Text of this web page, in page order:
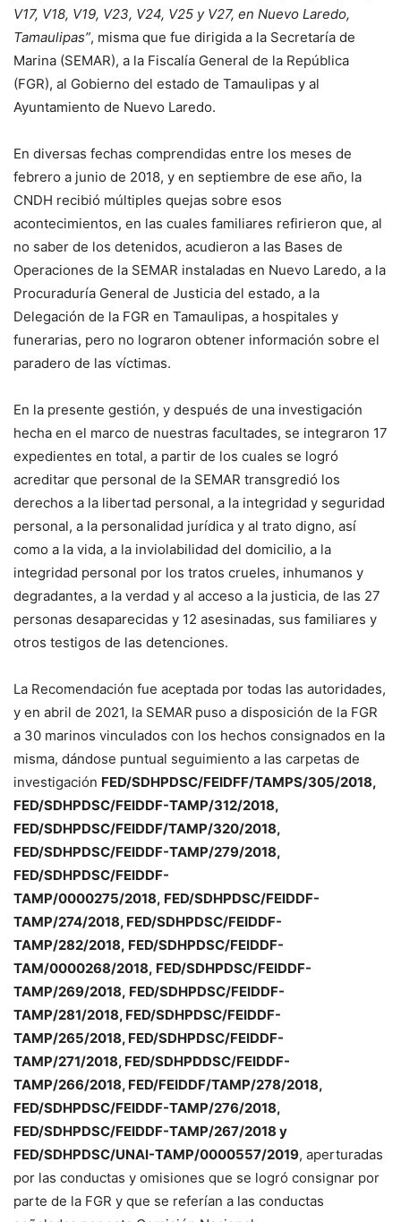
V17, V18, V19, V23, V24, V25 y V27, en Nuevo Laredo,
Tamaulipas”, misma que fue dirigida a la Secretaría de
Marina (SEMAR), a la Fiscalía General de la República
(FGR), al Gobierno del estado de Tamaulipas y al
Ayuntamiento de Nuevo Laredo.
En diversas fechas comprendidas entre los meses de
febrero a junio de 2018, y en septiembre de ese año, la
CNDH recibió múltiples quejas sobre esos
acontecimientos, en las cuales familiares refirieron que, al
no saber de los detenidos, acudieron a las Bases de
Operaciones de la SEMAR instaladas en Nuevo Laredo, a la
Procuraduría General de Justicia del estado, a la
Delegación de la FGR en Tamaulipas, a hospitales y
funerarias, pero no lograron obtener información sobre el
paradero de las víctimas.
En la presente gestión, y después de una investigación
hecha en el marco de nuestras facultades, se integraron 17
expedientes en total, a partir de los cuales se logró
acreditar que personal de la SEMAR transgredió los
derechos a la libertad personal, a la integridad y seguridad
personal, a la personalidad jurídica y al trato digno, así
como a la vida, a la inviolabilidad del domicilio, a la
integridad personal por los tratos crueles, inhumanos y
degradantes, a la verdad y al acceso a la justicia, de las 27
personas desaparecidas y 12 asesinadas, sus familiares y
otros testigos de las detenciones.
La Recomendación fue aceptada por todas las autoridades,
y en abril de 2021, la SEMAR puso a disposición de la FGR
a 30 marinos vinculados con los hechos consignados en la
misma, dándose puntual seguimiento a las carpetas de
investigación FED/SDHPDSC/FEIDFF/TAMPS/305/2018,
FED/SDHPDSC/FEIDDF-TAMP/312/2018,
FED/SDHPDSC/FEIDDF/TAMP/320/2018,
FED/SDHPDSC/FEIDDF-TAMP/279/2018,
FED/SDHPDSC/FEIDDF-
TAMP/0000275/2018, FED/SDHPDSC/FEIDDF-
TAMP/274/2018, FED/SDHPDSC/FEIDDF-
TAMP/282/2018, FED/SDHPDSC/FEIDDF-
TAM/0000268/2018, FED/SDHPDSC/FEIDDF-
TAMP/269/2018, FED/SDHPDSC/FEIDDF-
TAMP/281/2018, FED/SDHPDSC/FEIDDF-
TAMP/265/2018, FED/SDHPDSC/FEIDDF-
TAMP/271/2018, FED/SDHPDDSC/FEIDDF-
TAMP/266/2018, FED/FEIDDF/TAMP/278/2018,
FED/SDHPDSC/FEIDDF-TAMP/276/2018,
FED/SDHPDSC/FEIDDF-TAMP/267/2018 y
FED/SDHPDSC/UNAI-TAMP/0000557/2019, aperturadas
por las conductas y omisiones que se logró consignar por
parte de la FGR y que se referían a las conductas